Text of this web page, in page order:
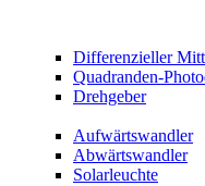
Differenzieller
Quadranden-
Drehgeber
Aufwärtswandler
Abwärtswandler
Solarleuchte